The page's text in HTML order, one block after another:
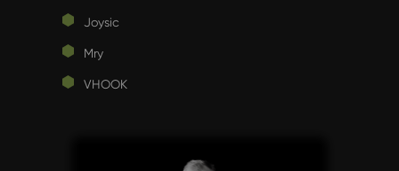
Joysic
Mry
VHOOK